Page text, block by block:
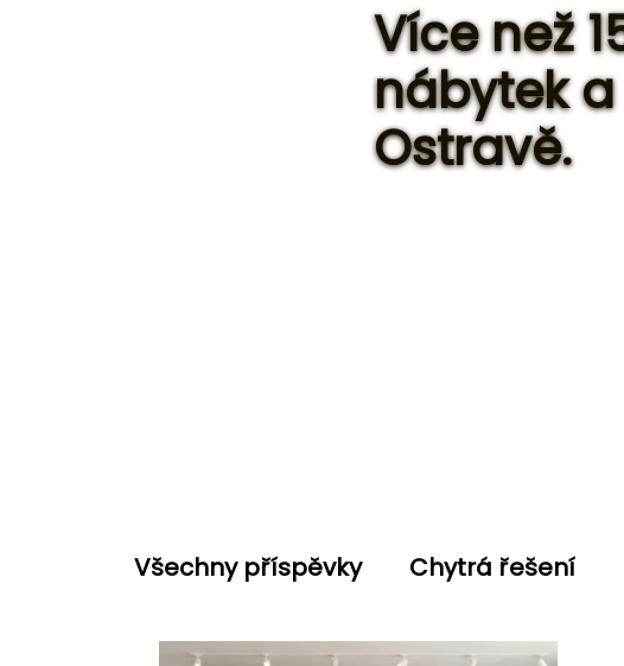
Více než
nábytek
Ostravě.
Všechny příspěvky Chytrá řešení